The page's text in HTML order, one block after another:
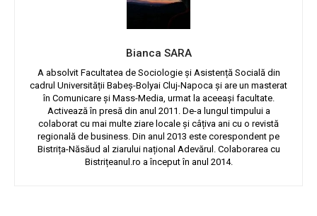
Bianca SARA
A absolvit Facultatea de Sociologie și Asistență Socială din
cadrul Universității Babeș-Bolyai Cluj-Napoca și are un masterat
în Comunicare și Mass-Media, urmat la aceeași facultate.
Activează în presă din anul 2011. De-a lungul timpului a
colaborat cu mai multe ziare locale și câțiva ani cu o revistă
regională de business. Din anul 2013 este corespondent pe
Bistrița-Năsăud al ziarului național Adevărul. Colaborarea cu
Bistrițeanul.ro a început în anul 2014.